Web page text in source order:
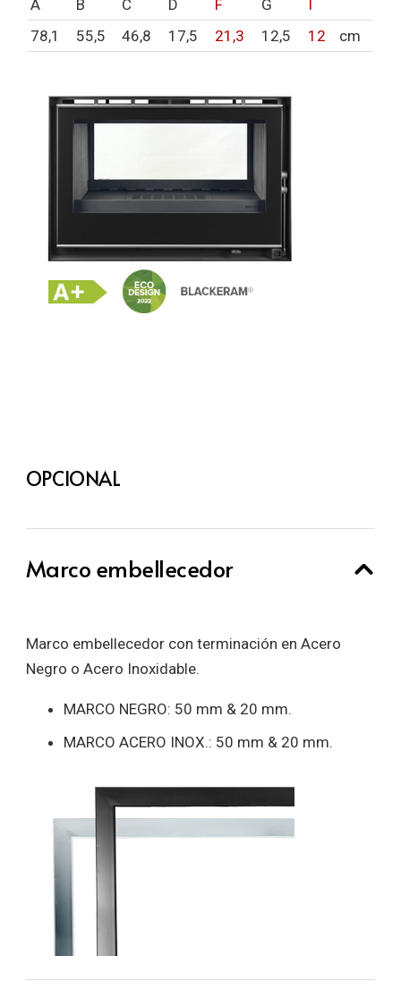
A B C D F G
I
78,1
55,5 46,8 17,5 21,3 12,5 12 cm
OPCIONAL
Marco embellecedor
Marco embellecedor con terminación en Acero
Negro o Acero Inoxidable.
MARCO NEGRO: 50 mm & 20 mm.
MARCO ACERO INOX.: 50 mm & 20 mm.